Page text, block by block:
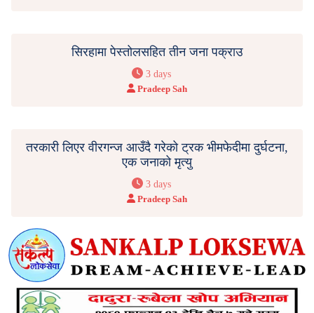
सिरहामा पेस्तोलसहित तीन जना पक्राउ
3 days
Pradeep Sah
तरकारी लिएर वीरगन्ज आउँदै गरेको ट्रक भीमफेदीमा दुर्घटना,
एक जनाको मृत्यु
3 days
Pradeep Sah